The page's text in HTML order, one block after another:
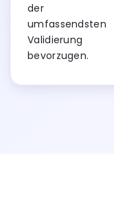
der
umfassendsten
Validierung
bevorzugen.